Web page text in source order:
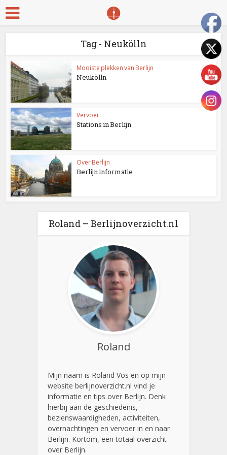
Tag - Neukölln
Mooiste plekken van Berlijn
Neukölln
Vervoer
Stations in Berlijn
Over Berlijn
Berlijn informatie
Roland – Berlijnoverzicht.nl
Roland
Mijn naam is Roland Vos en op mijn
website berlijnoverzicht.nl vind je
informatie en tips over Berlijn. Denk
hierbij aan de geschiedenis,
bezienswaardigheden, activiteiten,
overnachtingen en vervoer in en naar
Berlijn. Kortom, een totaal overzicht
over Berlijn.